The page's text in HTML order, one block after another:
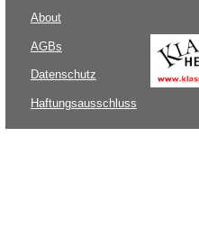
About
AGBs
Datenschutz
Haftungsausschluss